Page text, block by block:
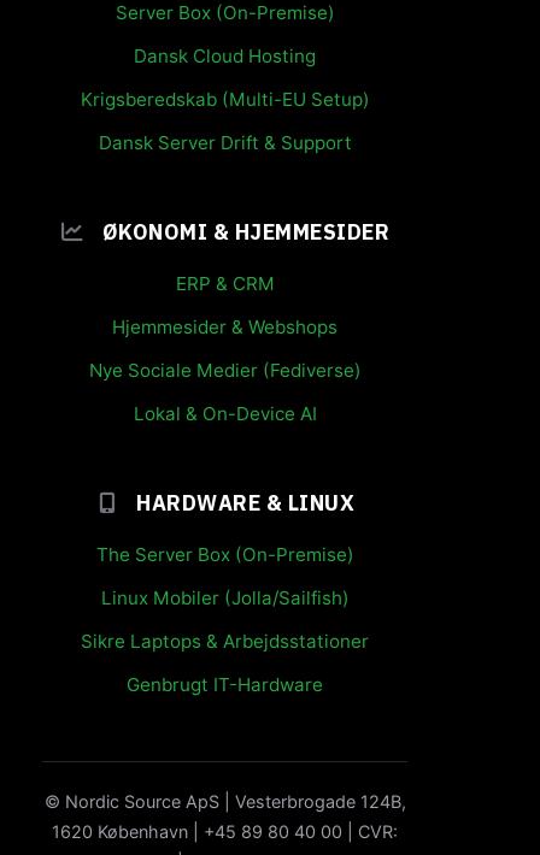
Server Box (On-Premise)
Dansk Cloud Hosting
Krigsberedskab (Multi-EU Setup)
Dansk Server Drift & Support
ØKONOMI & HJEMMESIDER
ERP & CRM
Hjemmesider & Webshops
Nye Sociale Medier (Fediverse)
Lokal & On-Device AI
HARDWARE & LINUX
The Server Box (On-Premise)
Linux Mobiler (Jolla/Sailfish)
Sikre Laptops & Arbejdsstationer
Genbrugt IT-Hardware
© Nordic Source ApS | Vesterbrogade 124B,
1620 København | +45 89 80 40 00 | CVR: